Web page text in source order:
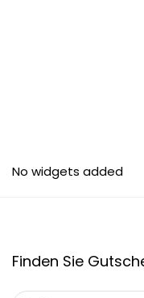
No widgets added
Finden Sie